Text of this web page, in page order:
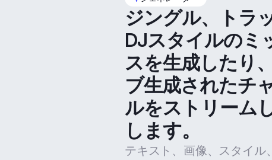
ジングル、トラ
DJスタイルのミ
スを生成したり
ブ生成されたチ
ルをストリーム
します。
テキスト、画像、スタイル